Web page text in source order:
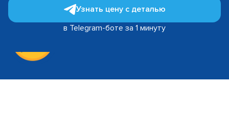
Узнать цену с деталью
в Telegram-боте за 1 минуту